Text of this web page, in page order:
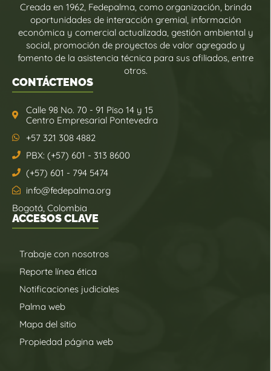
Creada en 1962, Fedepalma, como organización, brinda
oportunidades de interacción gremial, información
económica y comercial actualizada, gestión ambiental y
social, promoción de proyectos de valor agregado y
fomento de la asistencia técnica para sus afiliados, entre
otros.
CONTÁCTENOS
Calle 98 No. 70 - 91 Piso 14 y 15
Centro Empresarial Pontevedra
+57 321 308 4882
PBX: (+57) 601 - 313 8600
(+57) 601 - 794 5474
info@fedepalma.org
Bogotá, Colombia
ACCESOS CLAVE
Trabaje con nosotros
Reporte línea ética
Notificaciones judiciales
Palma web
Mapa del sitio
Propiedad página web